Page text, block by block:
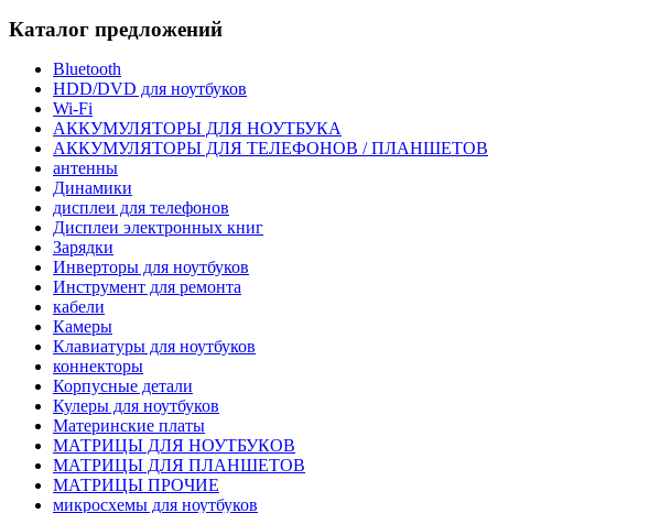
Каталог предложений
Bluetooth
HDD/DVD для ноутбуков
Wi-Fi
АККУМУЛЯТОРЫ ДЛЯ НОУТБУКА
АККУМУЛЯТОРЫ ДЛЯ ТЕЛЕФОНОВ / ПЛАНШЕТОВ
антенны
Динамики
дисплеи для телефонов
Дисплеи электронных книг
Зарядки
Инверторы для ноутбуков
Инструмент для ремонта
кабели
Камеры
Клавиатуры для ноутбуков
коннекторы
Корпусные детали
Кулеры для ноутбуков
Материнские платы
МАТРИЦЫ ДЛЯ НОУТБУКОВ
МАТРИЦЫ ДЛЯ ПЛАНШЕТОВ
МАТРИЦЫ ПРОЧИЕ
микросхемы для ноутбуков